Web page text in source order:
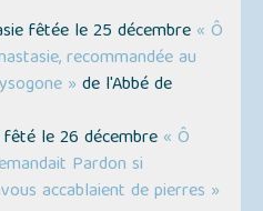
fêtée le 25 décembre « Ô
recommandée au
» de l'Abbé de
le 26 décembre « Ô
Pardon si
accablaient de pierres »